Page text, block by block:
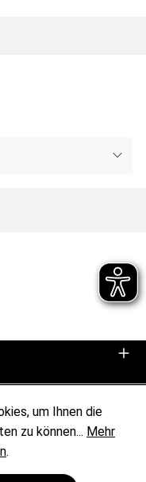
um Ihnen die
zu können... Mehr
.